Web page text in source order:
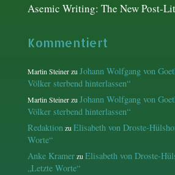
Asemic Writing: The New Post-
Kommentiert
Martin Steinerzu Johann Wolfgang von
Völker sterbend hinterlassen“
Martin Steinerzu Johann Wolfgang von
Völker sterbend hinterlassen“
Redaktion zu Elisabeth von Droste-
Worte“
Anke Kramerzu Elisabeth von Droste-
„Letzte Worte“